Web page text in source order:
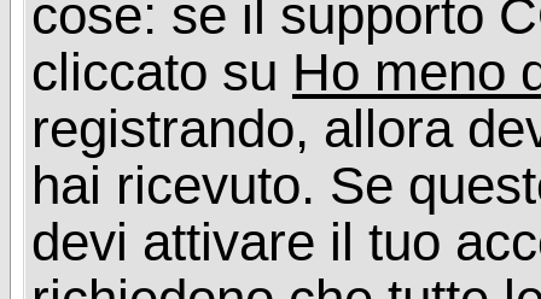
cose: se il supporto
cliccato su Ho meno
registrando, allora
hai ricevuto. Se
devi attivare il tuo